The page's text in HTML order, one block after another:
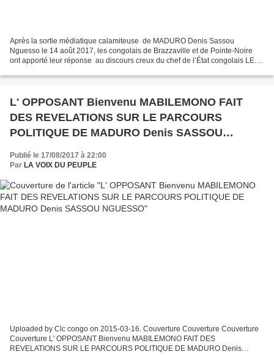
Après la sortie médiatique calamiteuse de MADURO Denis Sassou
Nguesso le 14 août 2017, les congolais de Brazzaville et de Pointe-Noire
ont apporté leur réponse au discours creux du chef de l’État congolais LE
L' OPPOSANT Bienvenu MABILEMONO FAIT
DES REVELATIONS SUR LE PARCOURS
POLITIQUE DE MADURO Denis SASSOU
NGUESSO
Publié le 17/08/2017 à 22:00
Par LA VOIX DU PEUPLE
Uploaded by Clc congo on 2015-03-16. Couverture Couverture Couverture
Couverture L' OPPOSANT Bienvenu MABILEMONO FAIT DES
REVELATIONS SUR LE PARCOURS POLITIQUE DE MADURO Denis